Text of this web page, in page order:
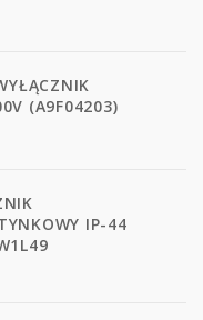
(A9F04203)
IP-44